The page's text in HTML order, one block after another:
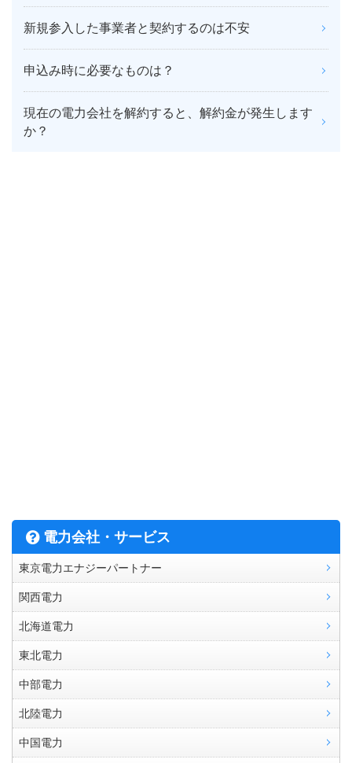
新規参入した事業者と契約するのは不安
申込み時に必要なものは？
現在の電力会社を解約すると、解約金が発生します
か？
電力会社・サービス
東京電力エナジーパートナー
関西電力
北海道電力
東北電力
中部電力
北陸電力
中国電力